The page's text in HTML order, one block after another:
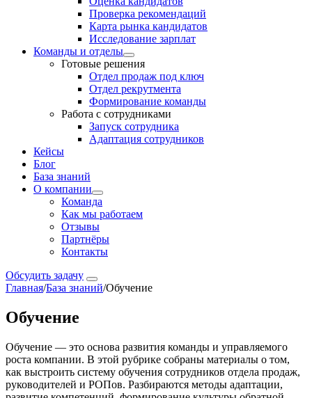
Проверка рекомендаций
Карта рынка кандидатов
Исследование зарплат
Команды и отделы
Готовые решения
Отдел продаж под ключ
Отдел рекрутмента
Формирование команды
Работа с сотрудниками
Запуск сотрудника
Адаптация сотрудников
Кейсы
Блог
База знаний
О компании
Команда
Как мы работаем
Отзывы
Партнёры
Контакты
Обсудить задачу
Главная/База знаний/Обучение
Обучение
Обучение — это основа развития команды и управляемого
роста компании. В этой рубрике собраны материалы о том,
как выстроить систему обучения сотрудников отдела продаж,
руководителей и РОПов. Разбираются методы адаптации,